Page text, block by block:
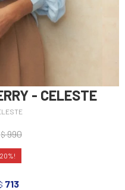
- CELESTE
$990
20
713